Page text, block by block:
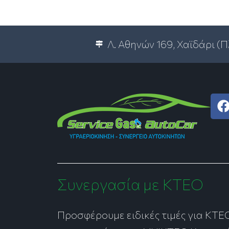
Λ. Αθηνών 169, Χαϊδάρι
F
a
Συνεργασία με ΚΤΕΟ
Προσφέρουμε ειδικές τιμές για